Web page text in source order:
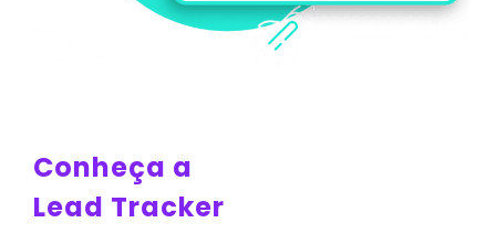
Conheça a
Lead Tracker